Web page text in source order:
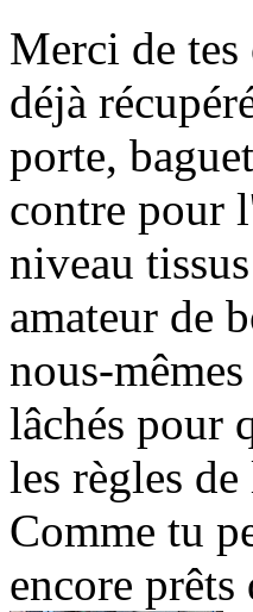
Merci de tes
déjà
porte,
contre pour
niveau
amateur de
nous-
lâchés pour
les règles
Comme tu
encore